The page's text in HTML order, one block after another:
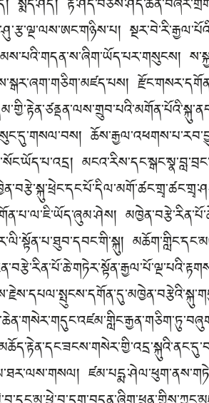
སྨད་ཤོད།